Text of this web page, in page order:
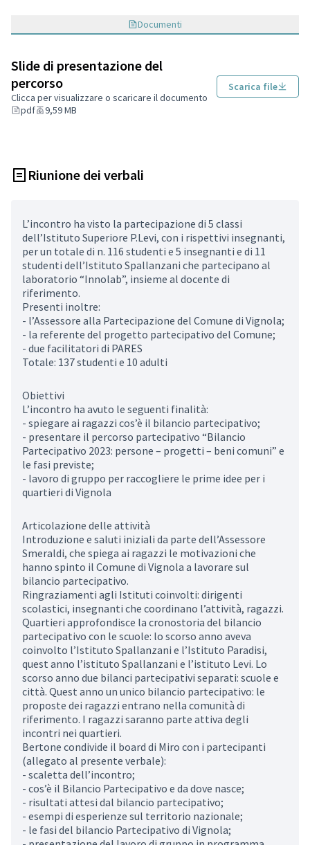
Documenti
Slide di presentazione del
percorso
Clicca per visualizzare o scaricare il documento
pdf
9,59 MB
Scarica file
Riunione dei verbali
L’incontro ha visto la partecipazione di 5 classi
dell’Istituto Superiore P.Levi, con i rispettivi insegnanti,
per un totale di n. 116 studenti e 5 insegnanti e di 11
studenti dell’Istituto Spallanzani che partecipano al
laboratorio “Innolab”, insieme al docente di
riferimento.
Presenti inoltre:
- l’Assessore alla Partecipazione del Comune di Vignola;
- la referente del progetto partecipativo del Comune;
- due facilitatori di PARES
Totale: 137 studenti e 10 adulti
Obiettivi
L’incontro ha avuto le seguenti finalità:
- spiegare ai ragazzi cos’è il bilancio partecipativo;
- presentare il percorso partecipativo “Bilancio
Partecipativo 2023: persone – progetti – beni comuni” e
le fasi previste;
- lavoro di gruppo per raccogliere le prime idee per i
quartieri di Vignola
Articolazione delle attività
Introduzione e saluti iniziali da parte dell’Assessore
Smeraldi, che spiega ai ragazzi le motivazioni che
hanno spinto il Comune di Vignola a lavorare sul
bilancio partecipativo.
Ringraziamenti agli Istituti coinvolti: dirigenti
scolastici, insegnanti che coordinano l’attività, ragazzi.
Quartieri approfondisce la cronostoria del bilancio
partecipativo con le scuole: lo scorso anno aveva
coinvolto l’Istituto Spallanzani e l’Istituto Paradisi,
quest anno l’istituto Spallanzani e l’istituto Levi. Lo
scorso anno due bilanci partecipativi separati: scuole e
città. Quest anno un unico bilancio partecipativo: le
proposte dei ragazzi entrano nella comunità di
riferimento. I ragazzi saranno parte attiva degli
incontri nei quartieri.
Bertone condivide il board di Miro con i partecipanti
(allegato al presente verbale):
- scaletta dell’incontro;
- cos’è il Bilancio Partecipativo e da dove nasce;
- risultati attesi dal bilancio partecipativo;
- esempi di esperienze sul territorio nazionale;
- le fasi del bilancio Partecipativo di Vignola;